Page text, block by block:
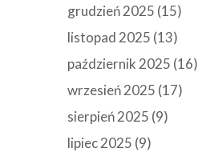
grudzień 2025 (15)
listopad 2025 (13)
październik 2025 (16)
wrzesień 2025 (17)
sierpień 2025 (9)
lipiec 2025 (9)